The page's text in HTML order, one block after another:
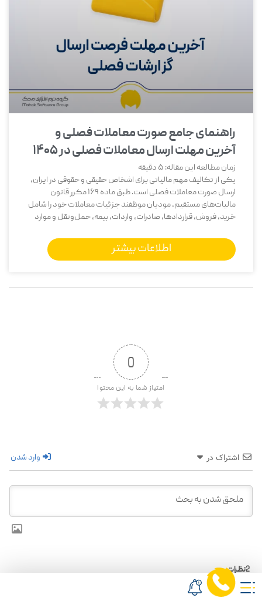
راهنمای جامع صورت معاملات فصلی و
آخرین مهلت ارسال معاملات فصلی در ۱۴۰۵
زمان مطالعه این مقاله: 5 دقیقه
یکی از تکالیف مهم مالیاتی برای اشخاص حقیقی و حقوقی در ایران،
ارسال صورت معاملات فصلی است. طبق ماده 169 مکرر قانون
مالیات‌های مستقیم، مودیان موظفند جزئیات معاملات خود را شامل
خرید، فروش، قراردادها، صادرات، واردات، بیمه، حمل‌ونقل و موارد
اطلاعات بیشتر
0
امتیاز شما به این محتوا
اشتراک در وارد شدن
2نظرات
قدیمی‌ترین